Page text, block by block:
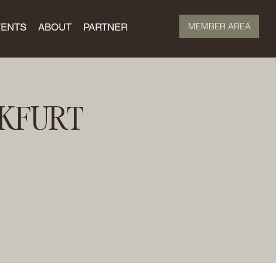
MEMBER AREA
ABOUT PARTNER